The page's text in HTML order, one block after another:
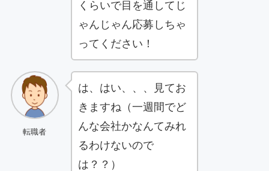
くらいで目を通してじ
ゃんじゃん応募しちゃ
ってください！
転職者
は、はい、、、見てお
きますね（一週間でど
んな会社かなんてみれ
るわけないので
は？？）